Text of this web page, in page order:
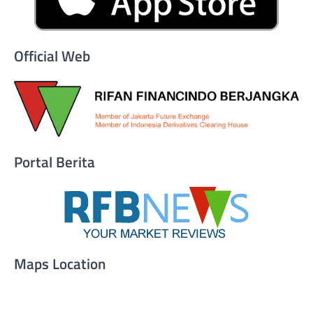
Official Web
Portal Berita
Maps Location